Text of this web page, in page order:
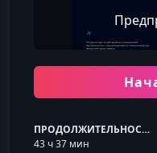
ПРОДОЛЖИТЕЛЬНОСТЬ
43 ч 37 мин